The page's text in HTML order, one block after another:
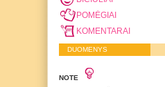
POMĖGIAI
KOMENTARAI
DUOMENYS
NOTE